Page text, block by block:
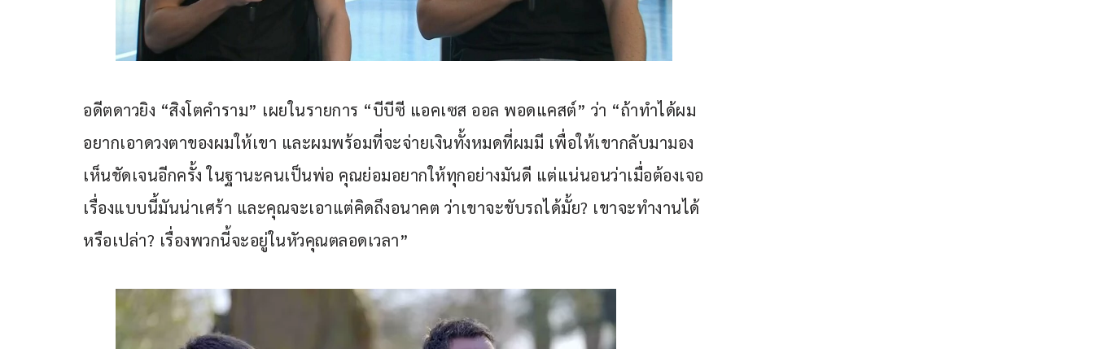
อดีตดาวยิง “สิงโตคำราม” เผยในรายการ “บีบีซี แอคเซส ออล พอดแคสต์” ว่า “ถ้าทำได้ผม
อยากเอาดวงตาของผมให้เขา และผมพร้อมที่จะจ่ายเงินทั้งหมดที่ผมมี เพื่อให้เขากลับมามอง
เห็นชัดเจนอีกครั้ง ในฐานะคนเป็นพ่อ คุณย่อมอยากให้ทุกอย่างมันดี แต่แน่นอนว่าเมื่อต้องเจอ
เรื่องแบบนี้มันน่าเศร้า และคุณจะเอาแต่คิดถึงอนาคต ว่าเขาจะขับรถได้มั้ย? เขาจะทำงานได้
หรือเปล่า? เรื่องพวกนี้จะอยู่ในหัวคุณตลอดเวลา”